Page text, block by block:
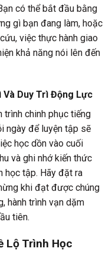
có thể bắt đầu bằng
gì bạn đang làm, hoặc
việc thực hành giao
khả năng nói lên đến
Và Duy Trì Động Lực
trình chinh phục tiếng
ngày để luyện tập sẽ
học dồn vào cuối
và ghi nhớ kiến thức
học tập. Hãy đặt ra
khi đạt được chúng
hành trình vạn dặm
tiên.
Lộ Trình Học